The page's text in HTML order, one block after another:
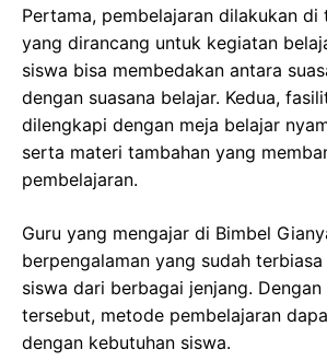
Pertama, pembelajaran dilakukan di
yang dirancang untuk kegiatan
siswa bisa membedakan antara
dengan suasana belajar. Kedua,
dilengkapi dengan meja belajar
serta materi tambahan yang
pembelajaran.
Guru yang mengajar di Bimbel
berpengalaman yang sudah
siswa dari berbagai jenjang.
tersebut, metode pembelajaran
dengan kebutuhan siswa.